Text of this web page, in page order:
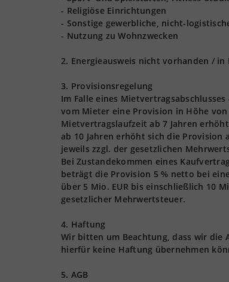
- Religiöse Einrichtungen
- Sonstige gewerbliche, nicht-
- Nutzung zu Wohnzwecken
2. Energieausweis nicht vorhanden / in
3. Provisionsregelung
Im Falle eines
vom Mieter eine Provision in Höhe
Mietvertragslaufzeit ab 7 Jahren
ab 10 Jahren erhöht sich die
jeweils zzgl. der gesetzlichen
Bei Zustandekommen eines
beträgt die Provision 5 % netto bei
über 5 Mio. EUR bis einschließlich 10
gesetzlicher Mehrwertsteuer.
4. Haftung
Wir bitten um Beachtung, dass wir die
hierfür keine Haftung übernehmen
5. AGB